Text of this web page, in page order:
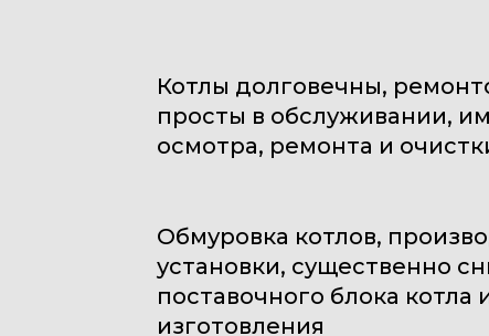
Котлы долговечны,
просты в обслуживании,
осмотра, ремонта и
Обмуровка котлов,
установки, существенно
поставочного блока котла
изготовления